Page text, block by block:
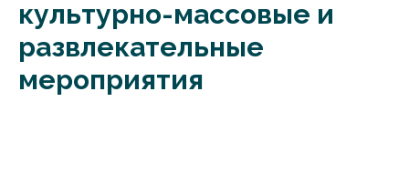
культурно-массовые и
развлекательные
мероприятия